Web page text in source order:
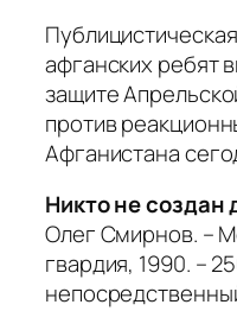
афганских ребят
защите
против
Афганистана
Никто не создан
Олег Смирнов. –
гвардия, 1990. –